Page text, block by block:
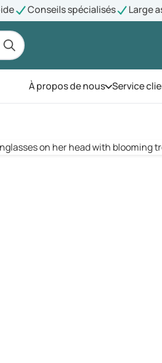
Conseils spécialisés Large
À propos de nousOuvrez le
Service